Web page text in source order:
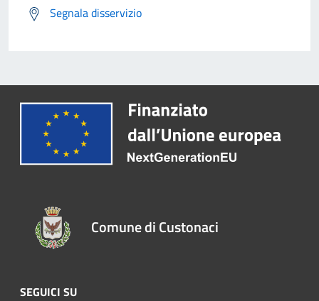
Segnala disservizio
Comune di Custonaci
SEGUICI SU